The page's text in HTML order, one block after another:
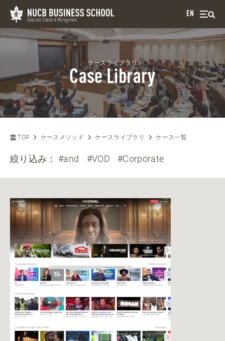
EN
ケースライブラリ
Case Library
TOP ケースメソッド ケースライブラリ ケース一覧
絞り込み：#and #VOD #Corporate